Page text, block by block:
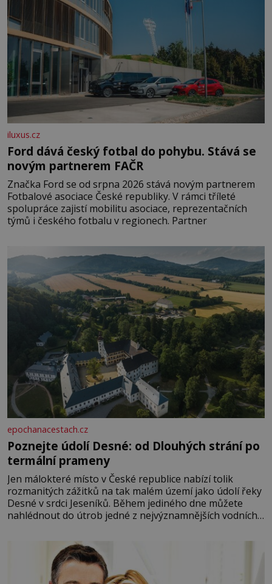
iluxus.cz
Ford dává český fotbal do pohybu. Stává se
novým partnerem FAČR
Značka Ford se od srpna 2026 stává novým partnerem
Fotbalové asociace České republiky. V rámci tříleté
spolupráce zajistí mobilitu asociace, reprezentačních
týmů i českého fotbalu v regionech. Partner
epochanacestach.cz
Poznejte údolí Desné: od Dlouhých strání po
termální prameny
Jen málokteré místo v České republice nabízí tolik
rozmanitých zážitků na tak malém území jako údolí řeky
Desné v srdci Jeseníků. Během jediného dne můžete
nahlédnout do útrob jedné z nejvýznamnějších vodních
se na koloběžce a den zakončit poznáváním památek ve
Velkých Losinách nebo v termálním